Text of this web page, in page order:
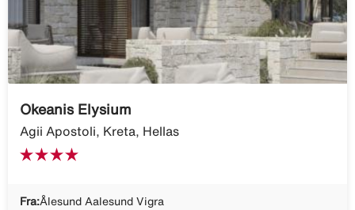
Okeanis Elysium
Agii Apostoli, Kreta, Hellas
Fra:Ålesund Aalesund Vigra